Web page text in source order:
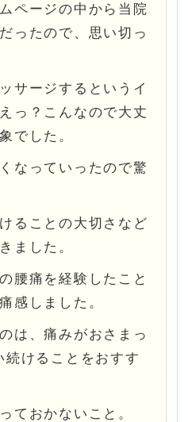
ページの中から当院
ったので、思い切っ
サージするというイ
っ？こんなので大丈
でした。
なっていったので驚
ることの大切さなど
ました。
腰痛を経験したこと
感しました。
は、痛みがおさまっ
続けることをおすす
ておかないこと。